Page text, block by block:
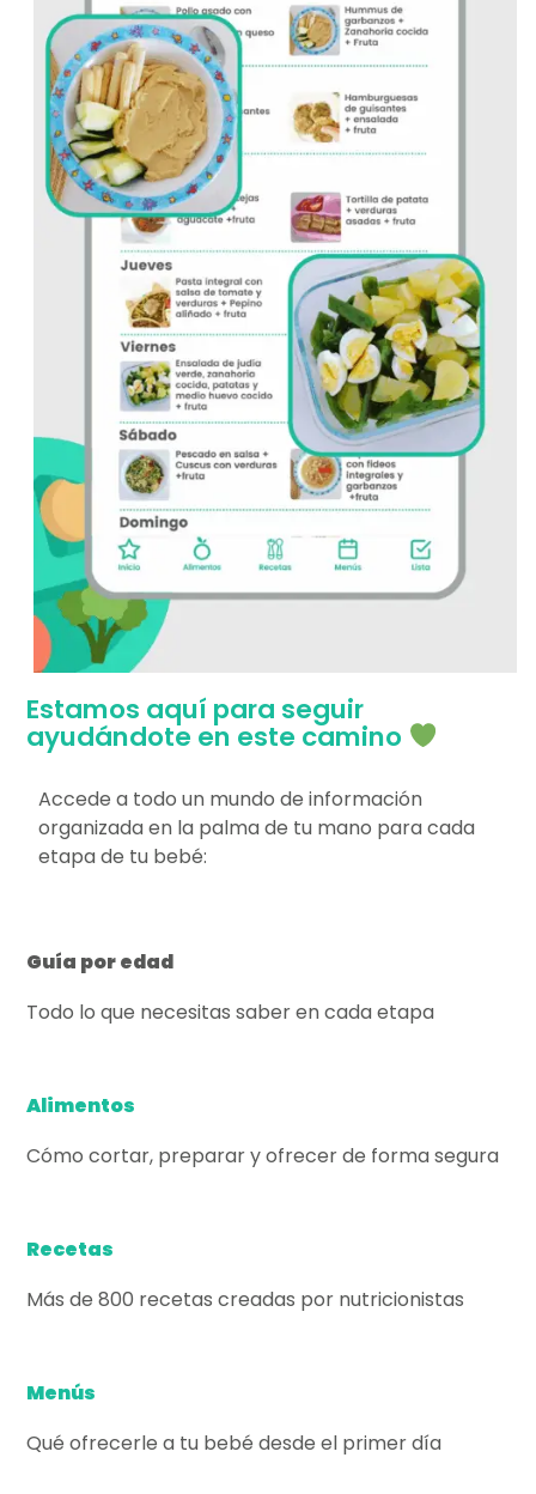
Estamos aquí para seguir
ayudándote en este camino
Accede a todo un mundo de información
organizada en la palma de tu mano para cada
etapa de tu bebé:
Guía por edad
Todo lo que necesitas saber en cada etapa
Alimentos
Cómo cortar, preparar y ofrecer de forma segura
Recetas
Más de 800 recetas creadas por nutricionistas
Menús
Qué ofrecerle a tu bebé desde el primer día